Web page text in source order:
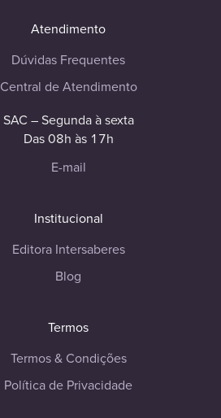
Atendimento
Dúvidas Frequentes
Central de Atendimento
SAC – Segunda à sexta
Das 08h às 17h
E-mail
Institucional
Editora Intersaberes
Blog
Termos
Termos & Condições
Política de Privacidade